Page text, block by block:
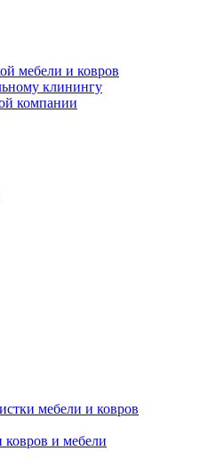
мебели и ковров
клинингу
компании
мебели и ковров
ковров и мебели